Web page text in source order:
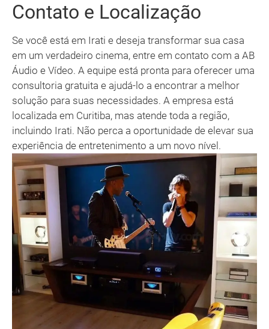
Contato e Localização
Se você está em Irati e deseja transformar sua casa
em um verdadeiro cinema, entre em contato com a AB
Áudio e Vídeo. A equipe está pronta para oferecer uma
consultoria gratuita e ajudá-lo a encontrar a melhor
solução para suas necessidades. A empresa está
localizada em Curitiba, mas atende toda a região,
incluindo Irati. Não perca a oportunidade de elevar sua
experiência de entretenimento a um novo nível.